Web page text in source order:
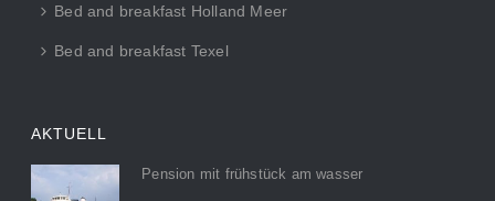
Bed and breakfast Holland Meer
Bed and breakfast Texel
AKTUELL
Pension mit frühstück am wasser